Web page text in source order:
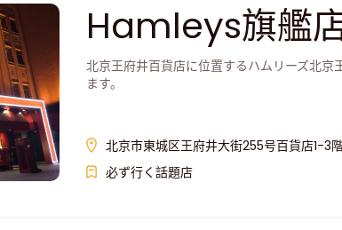
Hamleys旗艦
北京王府井百貨店に位置するハムリーズ北京
ます。
北京市東城区王府井大街255号百貨店1-3
必ず行く話題店